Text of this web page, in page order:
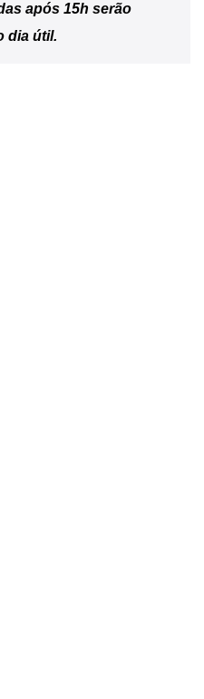
após 15h serão
dia útil.